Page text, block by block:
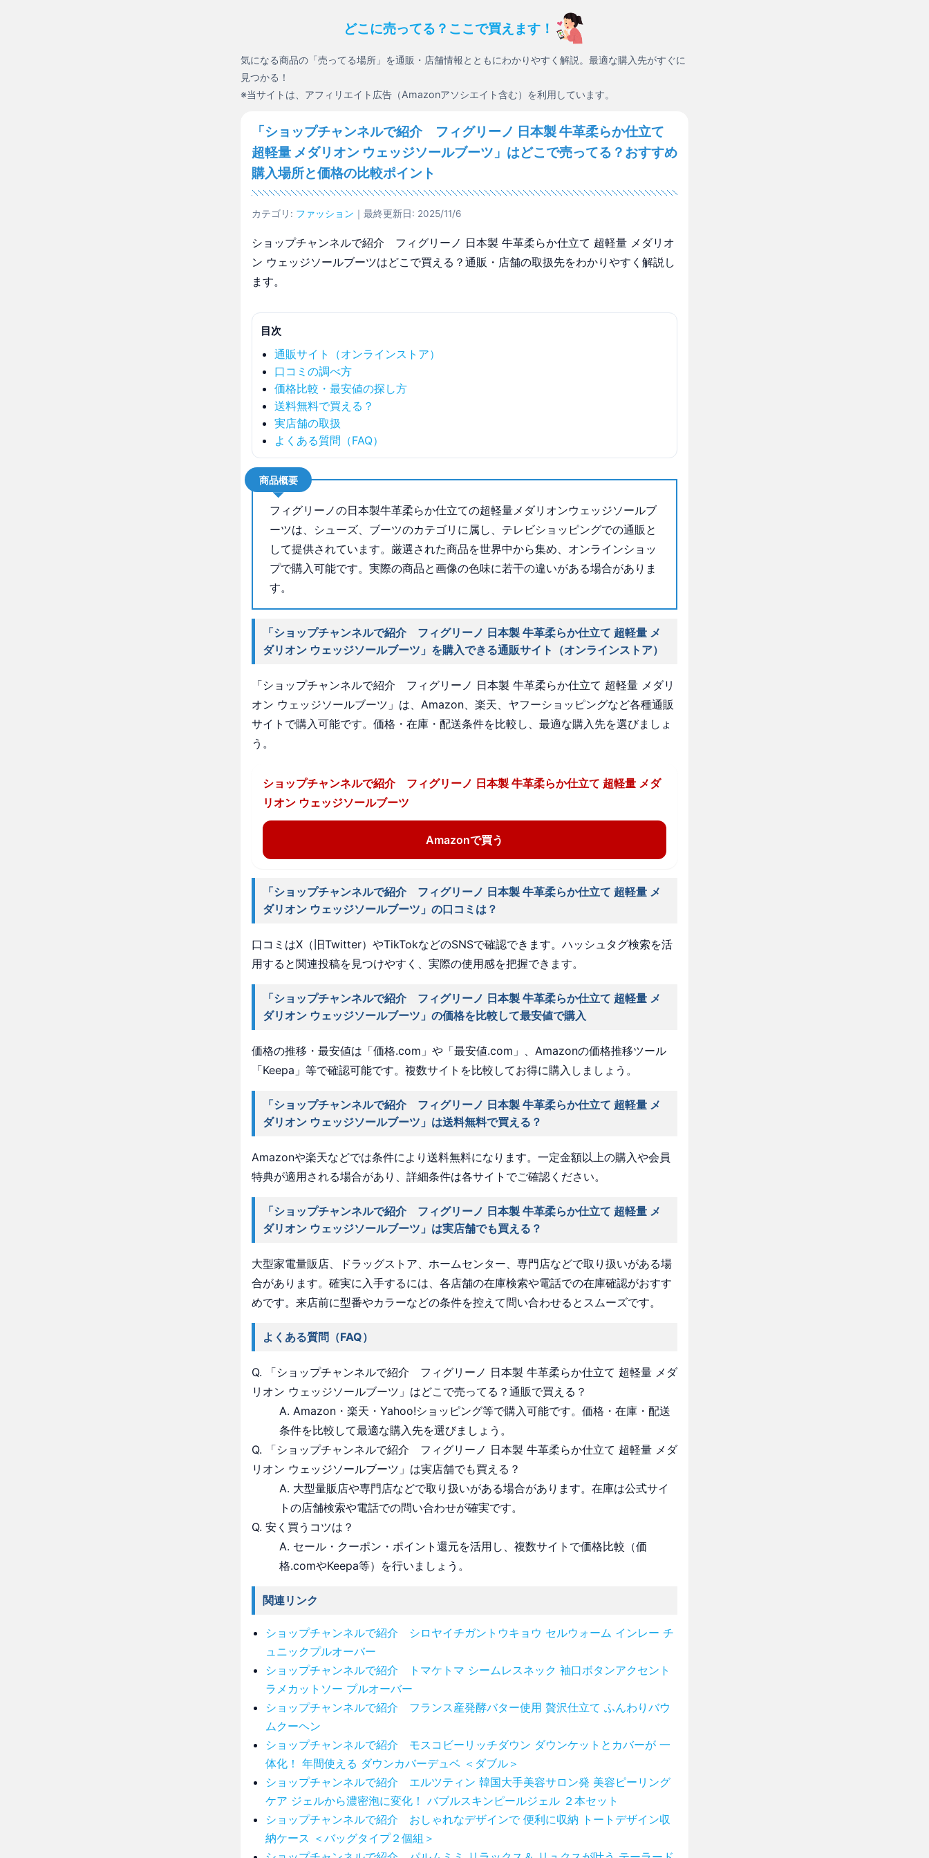
どこに売ってる？ここで買えます！
気になる商品の「売ってる場所」を通販・店舗情報とともにわかりやすく解説。最適な購入先がすぐに
見つかる！
※当サイトは、アフィリエイト広告（Amazonアソシエイト含む）を利用しています。
「ショップチャンネルで紹介 フィグリーノ 日本製 牛革柔らか仕立て
超軽量 メダリオン ウェッジソールブーツ」はどこで売ってる？おすすめ
購入場所と価格の比較ポイント
カテゴリ: ファッション ｜最終更新日: 2025/11/6
ショップチャンネルで紹介 フィグリーノ 日本製 牛革柔らか仕立て 超軽量 メダリオ
ン ウェッジソールブーツはどこで買える？通販・店舗の取扱先をわかりやすく解説し
ます。
目次
通販サイト（オンラインストア）
口コミの調べ方
価格比較・最安値の探し方
送料無料で買える？
実店舗の取扱
よくある質問（FAQ）
商品概要
フィグリーノの日本製牛革柔らか仕立ての超軽量メダリオンウェッジソールブ
ーツは、シューズ、ブーツのカテゴリに属し、テレビショッピングでの通販と
して提供されています。厳選された商品を世界中から集め、オンラインショッ
プで購入可能です。実際の商品と画像の色味に若干の違いがある場合がありま
す。
「ショップチャンネルで紹介 フィグリーノ 日本製 牛革柔らか仕立て 超軽量 メ
ダリオン ウェッジソールブーツ」を購入できる通販サイト（オンラインストア）
「ショップチャンネルで紹介 フィグリーノ 日本製 牛革柔らか仕立て 超軽量 メダリ
オン ウェッジソールブーツ」は、Amazon、楽天、ヤフーショッピングなど各種通販
サイトで購入可能です。価格・在庫・配送条件を比較し、最適な購入先を選びましょ
う。
ショップチャンネルで紹介 フィグリーノ 日本製 牛革柔らか仕立て 超軽量 メダ
リオン ウェッジソールブーツ
Amazonで買う
「ショップチャンネルで紹介 フィグリーノ 日本製 牛革柔らか仕立て 超軽量 メ
ダリオン ウェッジソールブーツ」の口コミは？
口コミはX（旧Twitter）やTikTokなどのSNSで確認できます。ハッシュタグ検索を活
用すると関連投稿を見つけやすく、実際の使用感を把握できます。
「ショップチャンネルで紹介 フィグリーノ 日本製 牛革柔らか仕立て 超軽量 メ
ダリオン ウェッジソールブーツ」の価格を比較して最安値で購入
価格の推移・最安値は「価格.com」や「最安値.com」、Amazonの価格推移ツール
「Keepa」等で確認可能です。複数サイトを比較してお得に購入しましょう。
「ショップチャンネルで紹介 フィグリーノ 日本製 牛革柔らか仕立て 超軽量 メ
ダリオン ウェッジソールブーツ」は送料無料で買える？
Amazonや楽天などでは条件により送料無料になります。一定金額以上の購入や会員
特典が適用される場合があり、詳細条件は各サイトでご確認ください。
「ショップチャンネルで紹介 フィグリーノ 日本製 牛革柔らか仕立て 超軽量 メ
ダリオン ウェッジソールブーツ」は実店舗でも買える？
大型家電量販店、ドラッグストア、ホームセンター、専門店などで取り扱いがある場
合があります。確実に入手するには、各店舗の在庫検索や電話での在庫確認がおすす
めです。来店前に型番やカラーなどの条件を控えて問い合わせるとスムーズです。
よくある質問（FAQ）
Q. 「ショップチャンネルで紹介 フィグリーノ 日本製 牛革柔らか仕立て 超軽量 メダ
リオン ウェッジソールブーツ」はどこで売ってる？通販で買える？
A. Amazon・楽天・Yahoo!ショッピング等で購入可能です。価格・在庫・配送
条件を比較して最適な購入先を選びましょう。
Q. 「ショップチャンネルで紹介 フィグリーノ 日本製 牛革柔らか仕立て 超軽量 メダ
リオン ウェッジソールブーツ」は実店舗でも買える？
A. 大型量販店や専門店などで取り扱いがある場合があります。在庫は公式サイ
トの店舗検索や電話での問い合わせが確実です。
Q. 安く買うコツは？
A. セール・クーポン・ポイント還元を活用し、複数サイトで価格比較（価
格.comやKeepa等）を行いましょう。
関連リンク
ショップチャンネルで紹介 シロヤイチガントウキョウ セルウォーム インレー チ
ュニックプルオーバー
ショップチャンネルで紹介 トマケトマ シームレスネック 袖口ボタンアクセント
ラメカットソー プルオーバー
ショップチャンネルで紹介 フランス産発酵バター使用 贅沢仕立て ふんわりバウ
ムクーヘン
ショップチャンネルで紹介 モスコビーリッチダウン ダウンケットとカバーが 一
体化！ 年間使える ダウンカバーデュベ ＜ダブル＞
ショップチャンネルで紹介 エルツティン 韓国大手美容サロン発 美容ピーリング
ケア ジェルから濃密泡に変化！ バブルスキンピールジェル ２本セット
ショップチャンネルで紹介 おしゃれなデザインで 便利に収納 トートデザイン収
納ケース ＜バッグタイプ２個組＞